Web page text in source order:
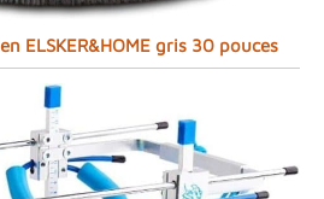
ELSKER&HOME gris 30 pouces